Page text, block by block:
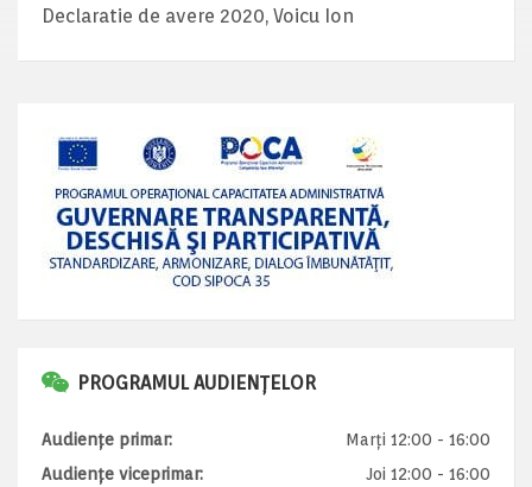
Declaratie de avere 2020, Voicu Ion
PROGRAMUL AUDIENȚELOR
Audiențe primar:
Marți 12:00 - 16:00
Audiențe viceprimar:
Joi 12:00 - 16:00